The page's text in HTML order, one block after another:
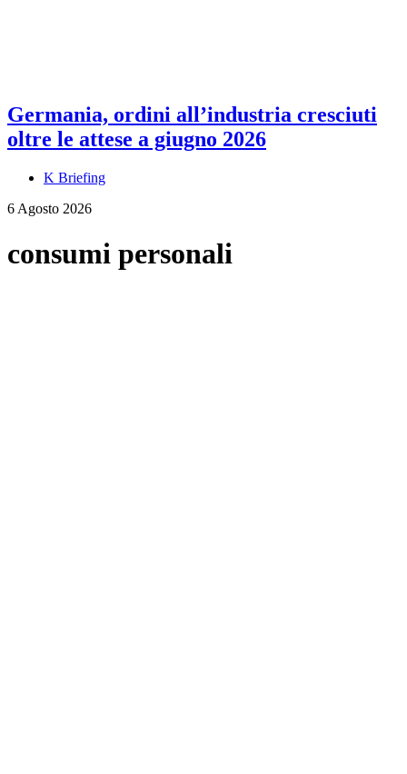
Germania, ordini all’industria cresciuti
oltre le attese a giugno 2026
K Briefing
6 Agosto 2026
consumi personali